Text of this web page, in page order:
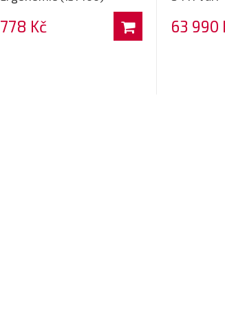
778 Kč 63 990